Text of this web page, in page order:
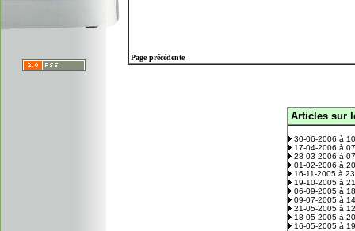
Page précédente
Articles sur
30-06-2006 à
17-04-2006 à
28-03-2006 à
01-02-2006 à
16-11-2005 à
19-10-2005 à
06-09-2005 à
09-07-2005 à
21-05-2005 à
18-05-2005 à
16-05-2005 à